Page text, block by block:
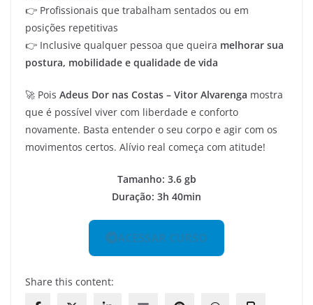
👉 Profissionais que trabalham sentados ou em
posições repetitivas
👉 Inclusive qualquer pessoa que queira melhorar sua
postura, mobilidade e qualidade de vida
🚀 Pois Adeus Dor nas Costas – Vitor Alvarenga mostra
que é possível viver com liberdade e conforto
novamente. Basta entender o seu corpo e agir com os
movimentos certos. Alívio real começa com atitude!
Tamanho: 3.6 gb
Duração: 3h 40min
ACESSAR CURSO
Share this content: